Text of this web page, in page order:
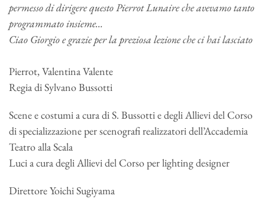
permesso di dirigere questo Pierrot Lunaire che avevamo tanto
programmato insieme…
Ciao Giorgio e grazie per la preziosa lezione che ci hai lasciato
Pierrot, Valentina Valente
Regia di Sylvano Bussotti
Scene e costumi a cura di S. Bussotti e degli Allievi del Corso
di specializzazione per scenografi realizzatori dell’Accademia
Teatro alla Scala
Luci a cura degli Allievi del Corso per lighting designer
Direttore Yoichi Sugiyama